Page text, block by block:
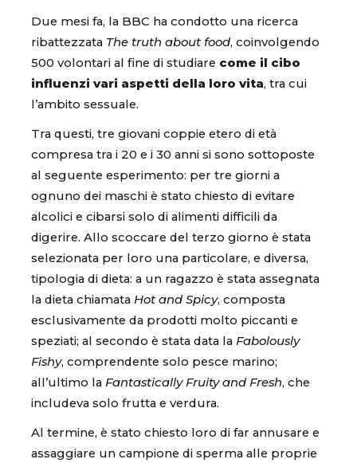
Due mesi fa, la BBC ha condotto una ricerca
ribattezzata The truth about food, coinvolgendo
500 volontari al fine di studiare come il cibo
influenzi vari aspetti della loro vita, tra cui
l’ambito sessuale.
Tra questi, tre giovani coppie etero di età
compresa tra i 20 e i 30 anni si sono sottoposte
al seguente esperimento: per tre giorni a
ognuno dei maschi è stato chiesto di evitare
alcolici e cibarsi solo di alimenti difficili da
digerire. Allo scoccare del terzo giorno è stata
selezionata per loro una particolare, e diversa,
tipologia di dieta: a un ragazzo è stata assegnata
la dieta chiamata Hot and Spicy, composta
esclusivamente da prodotti molto piccanti e
speziati; al secondo è stata data la Fabolously
Fishy, comprendente solo pesce marino;
all’ultimo la Fantastically Fruity and Fresh, che
includeva solo frutta e verdura.
Al termine, è stato chiesto loro di far annusare e
assaggiare un campione di sperma alle proprie